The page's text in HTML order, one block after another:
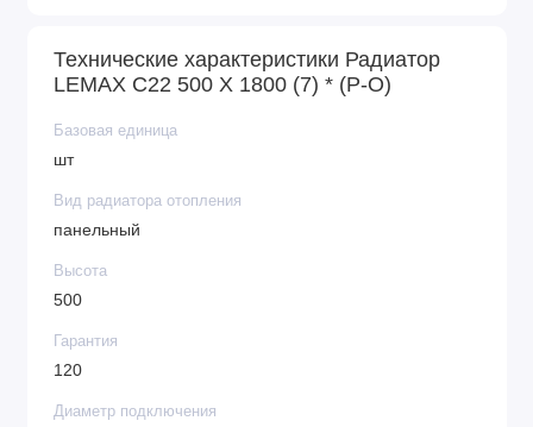
Технические характеристики Радиатор
LEMAX С22 500 X 1800 (7) * (Р-О)
Базовая единица
шт
Вид радиатора отопления
панельный
Высота
500
Гарантия
120
Диаметр подключения